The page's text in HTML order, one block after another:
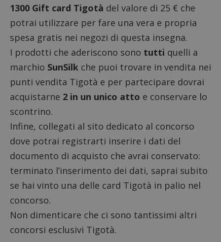
1300 Gift card Tigotà del valore di 25 € che
potrai utilizzare per fare una vera e propria
spesa gratis nei negozi di questa insegna.
I prodotti che aderiscono sono tutti quelli a
marchio SunSilk che puoi trovare in vendita nei
punti vendita Tigotà e per partecipare dovrai
acquistarne 2 in un unico atto e conservare lo
scontrino.
Infine, collegati al sito dedicato al concorso
dove potrai registrarti inserire i dati del
documento di acquisto che avrai conservato:
terminato l’inserimento dei dati, saprai subito
se hai vinto una delle card Tigotà in palio nel
concorso.
Non dimenticare che ci sono tantissimi altri
concorsi esclusivi Tigotà.